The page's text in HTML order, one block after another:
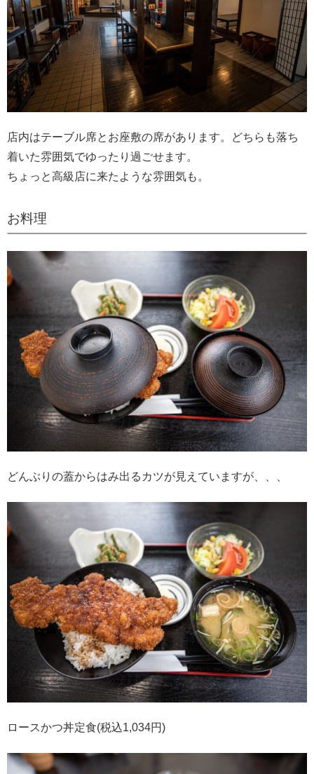
店内はテーブル席とお座敷の席があります。どちらも落ち
着いた雰囲気でゆったり過ごせます。
ちょっと高級店に来たような雰囲気も。
お料理
どんぶりの蓋からはみ出るカツが見えていますが、、、
ロースかつ丼定食(税込1,034円)